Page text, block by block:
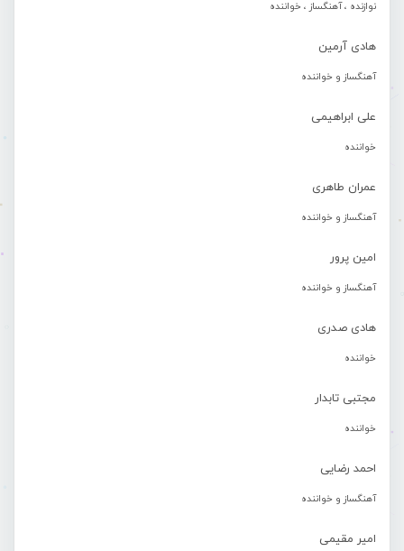
نوازنده ، آهنگساز ، خواننده
هادی آرمین
آهنگساز و خواننده
علی ابراهیمی
خواننده
عمران طاهری
آهنگساز و خواننده
امین پرور
آهنگساز و خواننده
هادی صدری
خواننده
مجتبی تابدار
خواننده
احمد رضایی
آهنگساز و خواننده
امیر مقیمی